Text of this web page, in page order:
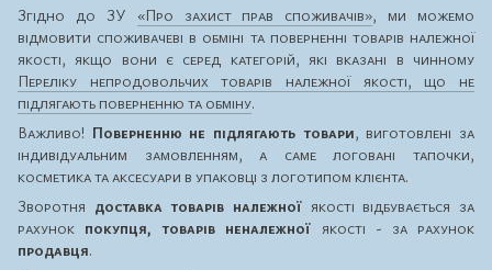
Згідно до ЗУ «Про захист прав споживачів», ми можемо
відмовити споживачеві в обміні та поверненні товарів належної
якості, якщо вони є серед категорій, які вказані в чинному
Переліку непродовольчих товарів належної якості, що не
підлягають поверненню та обміну.
Важливо! Поверненню не підлягають товари, виготовлені за
індивідуальним замовленням, а саме логовані тапочки,
косметика та аксесуари в упаковці з логотипом клієнта.
Зворотня доставка товарів належної якості відбувається за
рахунок покупця, товарів неналежної якості - за рахунок
продавця.